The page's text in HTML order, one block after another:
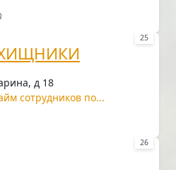
25
ХИЩНИКИ
д 18
сотрудников по...
26